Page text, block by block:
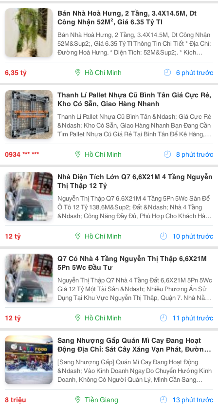
Bán Nhà Hoà Hưng, 2 Tầng, 3.4X14.5M, Dt
Công Nhận 52M², Giá 6.35 Tỷ Tl
Bán Nhà Hoà Hưng, 2 Tầng, 3.4X14.5M, Dt Công Nhận
52M&Sup2;, Giá 6.35 Tỷ Tl Thông Tin Chi Tiết * Địa Chỉ:
Đường Hoà Hưng. * Diện Tích: 52M&Sup2;. * Kích
Thước: 3.4M X 14.5M. * Kết Cấu: 1 Trệt 1 Lầu. * Hiện
Trạng: 1 Phòng Ngủ, Chủ Nhà Hoàn Thiện...
6,35 tỷ Hồ Chí Minh 6 phút trước
Thanh Lí Pallet Nhựa Cũ Bình Tân Giá Cực Rẻ,
Kho Có Sẵn, Giao Hàng Nhanh
Thanh Lí Pallet Nhựa Cũ Bình Tân &Ndash; Giá Cực Rẻ
&Ndash; Kho Có Sẵn, Giao Hàng Nhanh Bạn Đang Cần
Tìm Pallet Nhựa Cũ Giá Rẻ Tại Bình Tân Để Kê Hàng,
Chứa Hàng, Lưu Kho Hoặc Vận Chuyển Nhưng Muốn
Tiết Kiệm Chi Phí? Đừng Bỏ Qua Nguồn Pallet Nhựa...
0934 *** *** Hồ Chí Minh 8 phút trước
Nhà Diện Tích Lớn Q7 6,6X21M 4 Tầng Nguyễn
Thị Thập 12 Tỷ
Nguyễn Thị Thập Q7 6,6X21M 4 Tầng 5Pn 5Wc Sân Để
Ô Tô 12 Tỷ 138,6M&Sup2; Đất &Ndash; Nhà 4 Tầng
&Ndash; Công Năng Đầy Đủ, Phù Hợp Cho Khách Hàng
Mua Để Ở Hoặc Tìm Tài Sản Có Thể Khai Thác Lâu Dài
Tại Quận 7. Căn Nhà Có Khuôn Đất 6,6 X 21M, Xây
Dựng...
12 tỷ Hồ Chí Minh 10 phút trước
Q7 Có Nhà 4 Tầng Nguyễn Thị Thập 6,6X21M
5Pn 5Wc Đầu Tư
Nguyễn Thị Thập Q7 Nhà 4 Tầng Đất 6,6X21M 5Pn 5Wc
Giá 12 Tỷ Một Tài Sản &Ndash; Nhiều Phương Án Sử
Dụng Tại Khu Vực Nguyễn Thị Thập, Quận 7. Nhà Nằm
Trên Khu Đất 6,6 X 21M, Diện Tích 138,6M&Sup2;, Xây
Dựng 4 Tầng Với 5 Phòng Ngủ Và 5 Toilet. Phía...
12 tỷ Hồ Chí Minh 11 phút trước
Sang Nhượng Gấp Quán Mì Cay Đang Hoạt
Động Địa Chỉ: Sát Cây Xăng Vạn Phát, Đường
Dt876, Xã Bình Trưng, Châu Thành, Tiền
[Sang Nhượng Gấp] Quán Mì Cay Đang Hoạt Động
&Ndash; Vào Kinh Doanh Ngay Do Chuyển Hướng Kinh
Doanh, Không Có Người Quản Lý, Mình Cần Sang
Nhượng Lại Toàn Bộ Quán Mì Cay Lalafood Vĩnh Kim.
Quán Đang Hoạt Động Ổn Định, Có Lượng Khách Quen
Sẵn. Địa...
8 triệu Tiền Giang 13 phút trước